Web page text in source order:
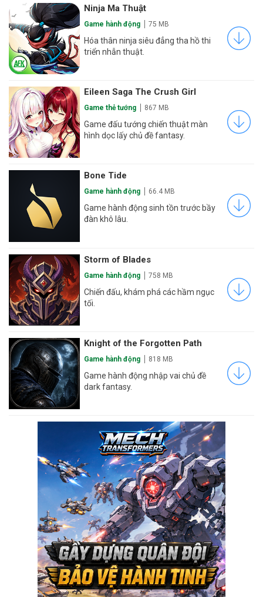
Ninja Ma Thuật
Game hành động 75 MB
Hóa thân ninja siêu đẳng tha hồ thi
triển nhẫn thuật.
Eileen Saga The Crush Girl
Game thẻ tướng 867 MB
Game đấu tướng chiến thuật màn
hình dọc lấy chủ đề fantasy.
Bone Tide
Game hành động 66.4 MB
Game hành động sinh tồn trước bầy
đàn khô lâu.
Storm of Blades
Game hành động 758 MB
Chiến đấu, khám phá các hầm ngục
tối.
Knight of the Forgotten Path
Game hành động 818 MB
Game hành động nhập vai chủ đề
dark fantasy.